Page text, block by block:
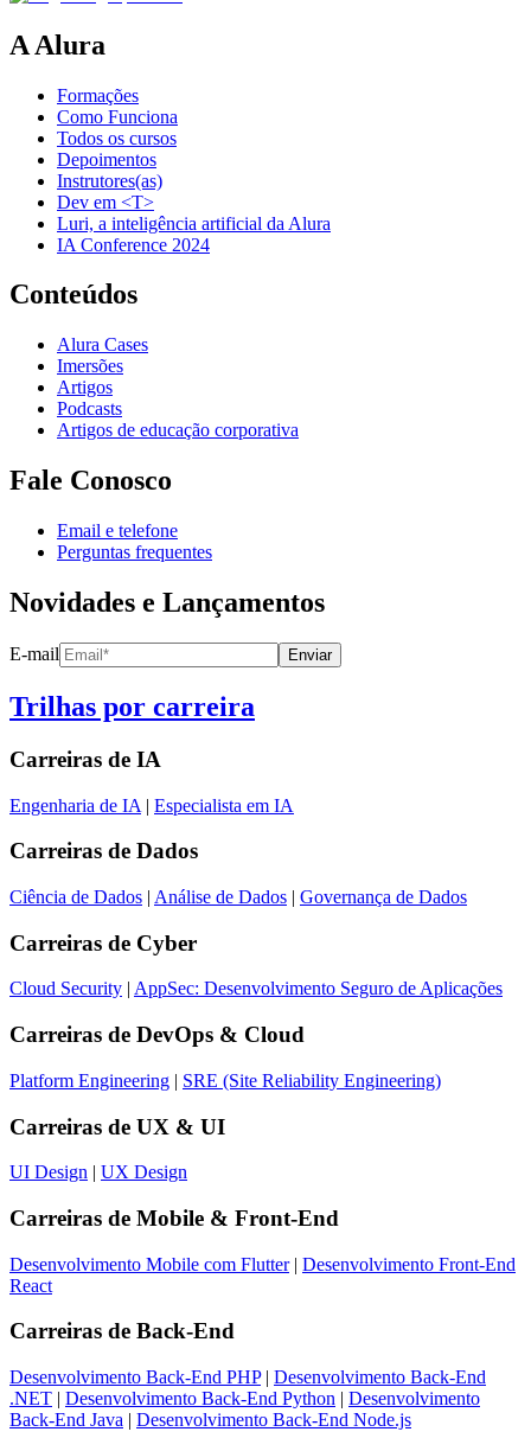
A Alura
Formações
Como Funciona
Todos os cursos
Depoimentos
Instrutores(as)
Dev em <T>
Luri, a inteligência artificial da Alura
IA Conference 2024
Conteúdos
Alura Cases
Imersões
Artigos
Podcasts
Artigos de educação corporativa
Fale Conosco
Email e telefone
Perguntas frequentes
Novidades e Lançamentos
E-mail Enviar
Trilhas por carreira
Carreiras de IA
Engenharia de IA | Especialista em IA
Carreiras de Dados
Ciência de Dados | Análise de Dados | Governança de Dados
Carreiras de Cyber
Cloud Security | AppSec: Desenvolvimento Seguro de Aplicações
Carreiras de DevOps & Cloud
Platform Engineering | SRE (Site Reliability Engineering)
Carreiras de UX & UI
UI Design | UX Design
Carreiras de Mobile & Front-End
Desenvolvimento Mobile com Flutter| Desenvolvimento Front-End
React
Carreiras de Back-End
Desenvolvimento Back-End PHP| Desenvolvimento Back-End
.NET | Desenvolvimento Back-End Python | Desenvolvimento
Back-End Java | Desenvolvimento Back-End Node.js